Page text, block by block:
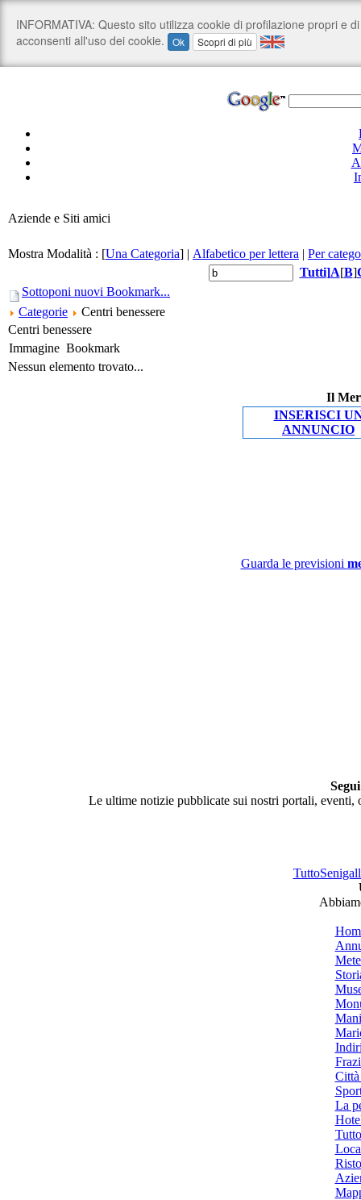
Aziende e Siti amici
Mostra Modalità : [Una Categoria] | Alfabetico per lettera | Per
Tutti]A[B]
Sottoponi nuovi Bookmark...
Categorie
Centri benessere
Centri benessere
Immagine Bookmark
Nessun elemento trovato...
Il
INSERISCI
ANNUNCIO
Guarda le previsioni
Le ultime notizie pubblicate sui nostri portali,
Città
La